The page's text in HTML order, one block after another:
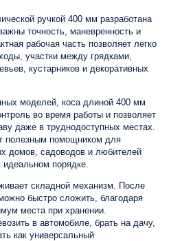
ручкой 400 мм разработана
точность, маневренность и
рабочая часть позволяет легко
участки между грядками,
кустарников и декоративных
моделей, коса длиной 400 мм
во время работы и позволяет
даже в труднодоступных местах.
полезным помощником для
домов, садоводов и любителей
идеальном порядке.
складной механизм. После
быстро сложить, благодаря
места при хранении.
в автомобиле, брать на дачу,
как универсальный